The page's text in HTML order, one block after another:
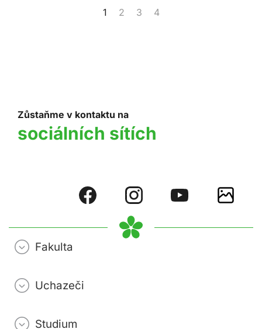
1 2 3 4
Zůstaňme v kontaktu na
sociálních sítích
Fakulta
Uchazeči
Studium